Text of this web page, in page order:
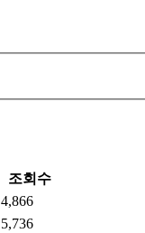
조회수
4,866
5,736